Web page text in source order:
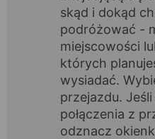
skąd i dokąd
podróżować -
miejscowości
których
wysiadać.
przejazdu.
połączenia z
odznacz